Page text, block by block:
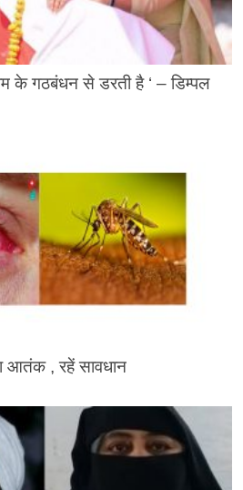
के गठबंधन से डरती है ‘ – डिम्पल
, रहें सावधान